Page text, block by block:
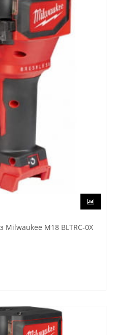
M18 BLTRC-0X